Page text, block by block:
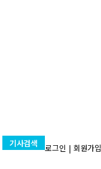
기사검색 로그인 | 회원가입